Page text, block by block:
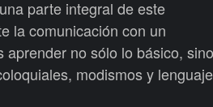
parte integral de este
la comunicación con un
aprender no sólo lo básico, sino
modismos y lenguaje